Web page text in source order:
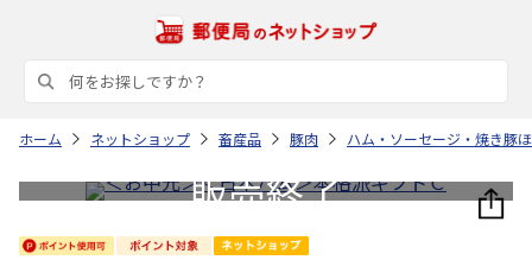
ホーム ネットショップ 畜産品 豚肉 ハム・ソーセージ・焼き豚